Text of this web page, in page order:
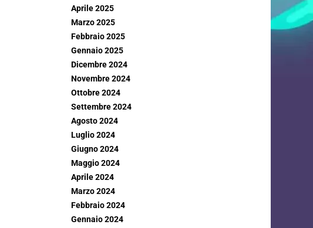
Aprile 2025
Marzo 2025
Febbraio 2025
Gennaio 2025
Dicembre 2024
Novembre 2024
Ottobre 2024
Settembre 2024
Agosto 2024
Luglio 2024
Giugno 2024
Maggio 2024
Aprile 2024
Marzo 2024
Febbraio 2024
Gennaio 2024